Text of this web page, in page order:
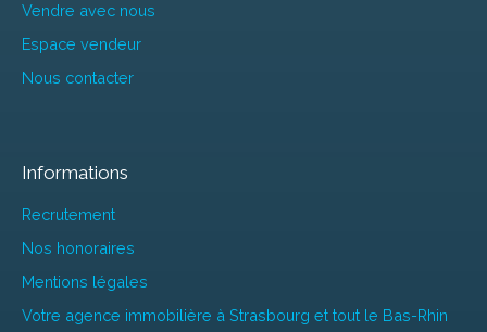
Vendre avec nous
Espace vendeur
Nous contacter
Informations
Recrutement
Nos honoraires
Mentions légales
Votre agence immobilière à Strasbourg et tout le Bas-Rhin